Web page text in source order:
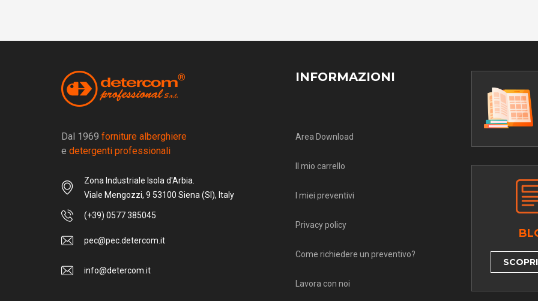
Dal 1969 forniture alberghiere
e detergenti professionali
Zona Industriale Isola d'Arbia.
Viale Mengozzi, 9 53100 Siena (SI), Italy
(+39) 0577 385045
pec@pec.detercom.it
info@detercom.it
INFORMAZIONI
Area Download
Il mio carrello
I miei preventivi
Privacy policy
Come richiedere un preventivo?
Lavora con noi